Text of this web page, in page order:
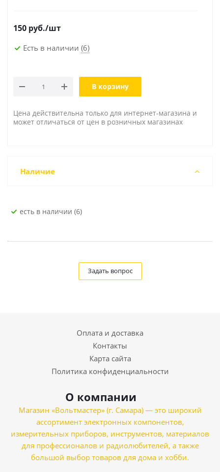
150 руб./шт
Есть в наличии (6)
В корзину
Цена действительна только для интернет-магазина и
может отличаться от цен в розничных магазинах
Наличие
Есть в наличии (6)
Задать вопрос
Оплата и доставка
Контакты
Карта сайта
Политика конфиденциальности
О компании
Магазин «Вольтмастер» (г. Самара) — это широкий
ассортимент электронных компонентов,
измерительных приборов, инструментов, материалов
для профессионалов и радиолюбителей, а также
большой выбор товаров для дома и хобби.